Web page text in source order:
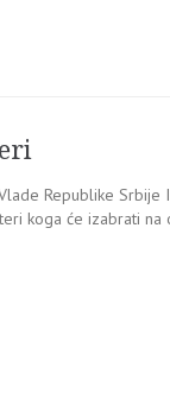
Republike Srbije
koga će izabrati